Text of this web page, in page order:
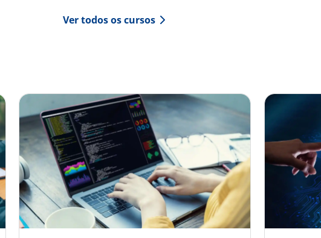
Ver todos os cursos